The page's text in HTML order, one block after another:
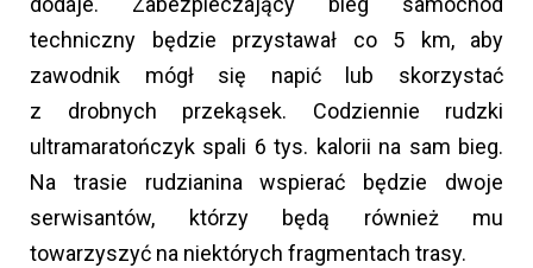
techniczny będzie przystawał co 5 km, aby
zawodnik mógł się napić lub skorzystać
z drobnych przekąsek. Codziennie rudzki
ultramaratończyk spali 6 tys. kalorii na sam bieg.
Na trasie rudzianina wspierać będzie dwoje
serwisantów, którzy będą również mu
towarzyszyć na niektórych fragmentach trasy.